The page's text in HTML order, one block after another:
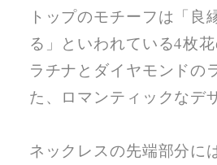
トップのモチーフは「良
る」といわれている4枚
ラチナとダイヤモンドの
た、ロマンティックなデ
ネックレスの先端部分に